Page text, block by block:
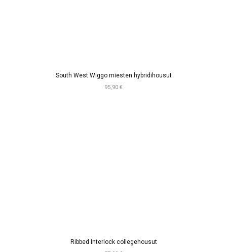
South West Wiggo miesten hybridihousut
95,90 €
Ribbed Interlock collegehousut